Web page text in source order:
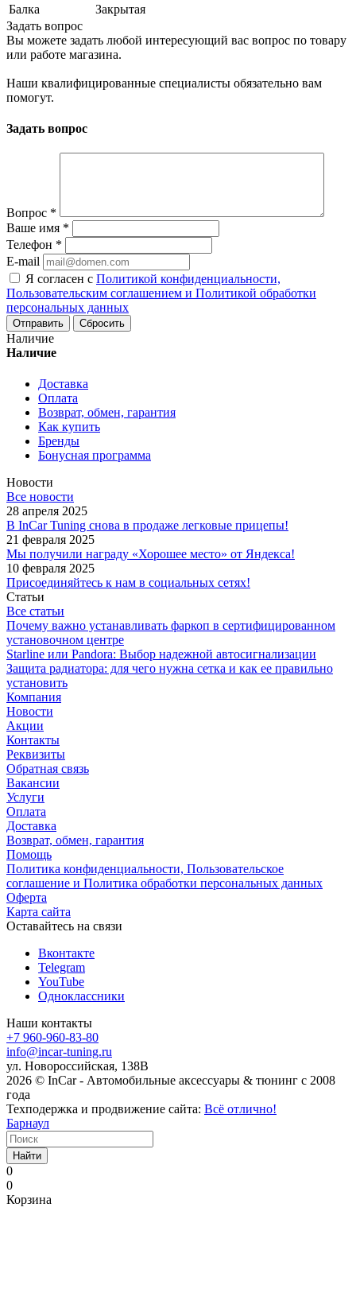
Балка
Закрытая
Задать вопрос
Вы можете задать любой интересующий вас вопрос по товару
или работе магазина.
Наши квалифицированные специалисты обязательно вам
помогут.
Задать вопрос
Вопрос *
Ваше имя *
Телефон *
E-mail
Я согласен с Политикой конфиденциальности,
Пользовательским соглашением и Политикой обработки
персональных данных
Сбросить
Наличие
Наличие
Доставка
Оплата
Возврат, обмен, гарантия
Как купить
Бренды
Бонусная программа
Новости
Все новости
28 апреля 2025
В InCar Tuning снова в продаже легковые прицепы!
21 февраля 2025
Мы получили награду «Хорошее место» от Яндекса!
10 февраля 2025
Присоединяйтесь к нам в социальных сетях!
Статьи
Все статьи
Почему важно устанавливать фаркоп в сертифицированном
установочном центре
Starline или Pandora: Выбор надежной автосигнализации
Защита радиатора: для чего нужна сетка и как ее правильно
установить
Компания
Новости
Акции
Контакты
Реквизиты
Обратная связь
Вакансии
Услуги
Оплата
Доставка
Возврат, обмен, гарантия
Помощь
Политика конфиденциальности, Пользовательское
соглашение и Политика обработки персональных данных
Оферта
Карта сайта
Оставайтесь на связи
Вконтакте
Telegram
YouTube
Одноклассники
Наши контакты
+7 960-960-83-80
info@incar-tuning.ru
ул. Новороссийская, 138В
2026 © InCar - Автомобильные аксессуары & тюнинг с 2008
года
Техподержка и продвижение сайта: Всё отлично!
Барнаул
Найти
0
0
Корзина